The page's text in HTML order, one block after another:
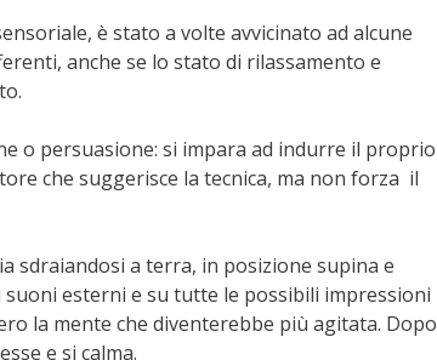
è stato a volte avvicinato ad alcune
anche se lo stato di rilassamento e
o persuasione: si impara ad indurre il proprio
che suggerisce la tecnica, ma non forza il
sdraiandosi a terra, in posizione supina e
esterni e su tutte le possibili impressioni
la mente che diventerebbe più agitata. Dopo
e si calma.